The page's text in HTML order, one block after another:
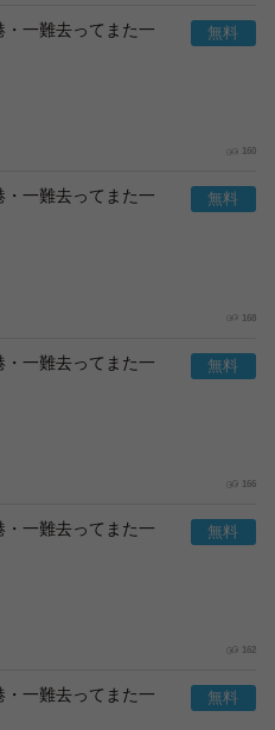
一難去ってまた一
160
一難去ってまた一
168
一難去ってまた一
166
一難去ってまた一
162
一難去ってまた一